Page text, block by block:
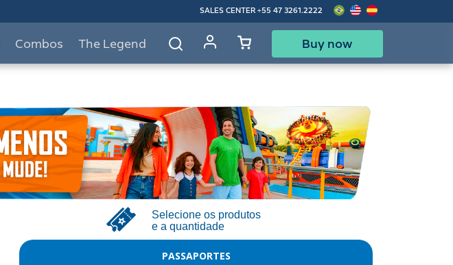
SALES CENTER +55 47 3261.2222
Combos The Legend Buy now
Selecione os produtos
e a quantidade
PASSAPORTES